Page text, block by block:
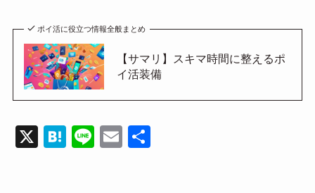
ポイ活に役立つ情報全般まとめ
【サマリ】スキマ時間に整えるポ
イ活装備
X
H
Li
E